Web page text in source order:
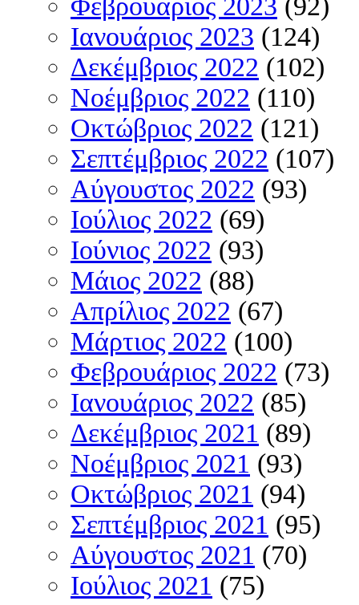
Ιανουάριος 2023 (124)
Δεκέμβριος 2022 (102)
Νοέμβριος 2022 (110)
Οκτώβριος 2022 (121)
Σεπτέμβριος 2022 (107)
Αύγουστος 2022 (93)
Ιούλιος 2022 (69)
Ιούνιος 2022 (93)
Μάιος 2022 (88)
Απρίλιος 2022 (67)
Μάρτιος 2022 (100)
Φεβρουάριος 2022 (73)
Ιανουάριος 2022 (85)
Δεκέμβριος 2021 (89)
Νοέμβριος 2021 (93)
Οκτώβριος 2021 (94)
Σεπτέμβριος 2021 (95)
Αύγουστος 2021 (70)
Ιούλιος 2021 (75)